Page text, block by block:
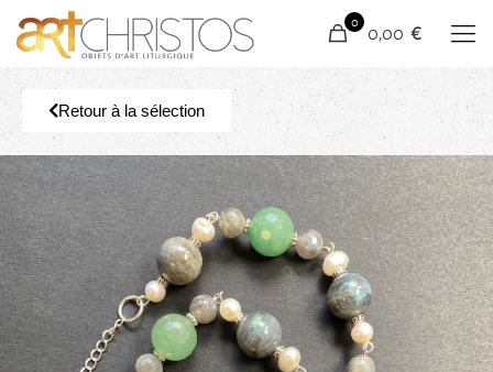
0 0,00 €
Retour à la sélection